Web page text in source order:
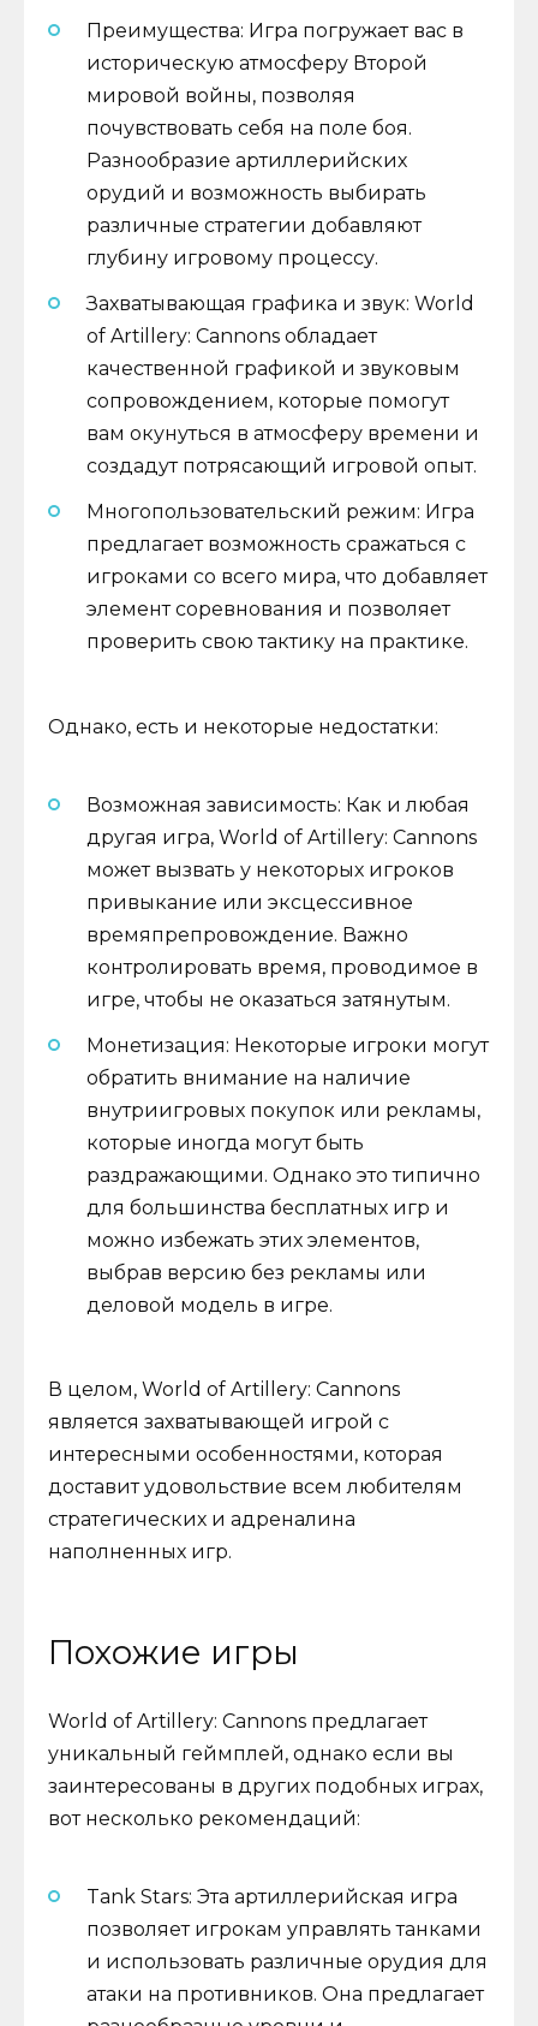
Преимущества: Игра погружает вас в
историческую атмосферу Второй
мировой войны, позволяя
почувствовать себя на поле боя.
Разнообразие артиллерийских
орудий и возможность выбирать
различные стратегии добавляют
глубину игровому процессу.
Захватывающая графика и звук: World
of Artillery: Cannons обладает
качественной графикой и звуковым
сопровождением, которые помогут
вам окунуться в атмосферу времени и
создадут потрясающий игровой опыт.
Многопользовательский режим: Игра
предлагает возможность сражаться с
игроками со всего мира, что добавляет
элемент соревнования и позволяет
проверить свою тактику на практике.
Однако, есть и некоторые недостатки:
Возможная зависимость: Как и любая
другая игра, World of Artillery: Cannons
может вызвать у некоторых игроков
привыкание или эксцессивное
времяпрепровождение. Важно
контролировать время, проводимое в
игре, чтобы не оказаться затянутым.
Монетизация: Некоторые игроки могут
обратить внимание на наличие
внутриигровых покупок или рекламы,
которые иногда могут быть
раздражающими. Однако это типично
для большинства бесплатных игр и
можно избежать этих элементов,
выбрав версию без рекламы или
деловой модель в игре.
В целом, World of Artillery: Cannons
является захватывающей игрой с
интересными особенностями, которая
доставит удовольствие всем любителям
стратегических и адреналина
наполненных игр.
Похожие игры
World of Artillery: Cannons предлагает
уникальный геймплей, однако если вы
заинтересованы в других подобных играх,
вот несколько рекомендаций:
Tank Stars: Эта артиллерийская игра
позволяет игрокам управлять танками
и использовать различные орудия для
атаки на противников. Она предлагает